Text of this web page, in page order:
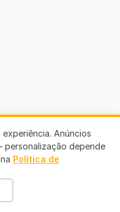
Anúncios
personalização depende
Política de